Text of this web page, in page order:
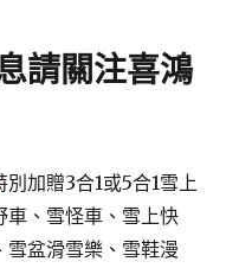
請關注喜鴻
別加贈3合1或5合1雪上
車、雪怪車、雪上快
雪盆滑雪樂、雪鞋漫